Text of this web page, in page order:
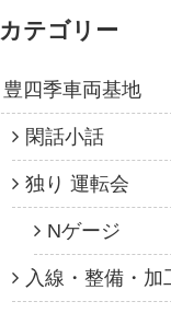
カテゴリー
豊四季車両基地
閑話小話
独り 運転会
Nゲージ
入線・整備・加